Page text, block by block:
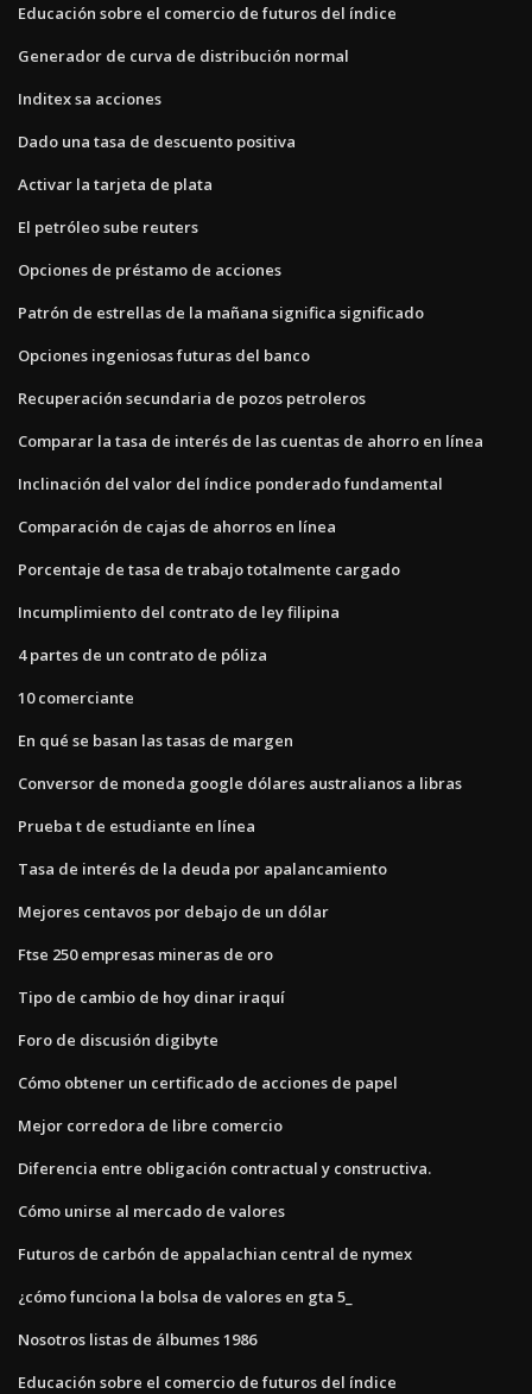
Educación sobre el comercio de futuros del índice
Generador de curva de distribución normal
Inditex sa acciones
Dado una tasa de descuento positiva
Activar la tarjeta de plata
El petróleo sube reuters
Opciones de préstamo de acciones
Patrón de estrellas de la mañana significa significado
Opciones ingeniosas futuras del banco
Recuperación secundaria de pozos petroleros
Comparar la tasa de interés de las cuentas de ahorro en línea
Inclinación del valor del índice ponderado fundamental
Comparación de cajas de ahorros en línea
Porcentaje de tasa de trabajo totalmente cargado
Incumplimiento del contrato de ley filipina
4 partes de un contrato de póliza
10 comerciante
En qué se basan las tasas de margen
Conversor de moneda google dólares australianos a libras
Prueba t de estudiante en línea
Tasa de interés de la deuda por apalancamiento
Mejores centavos por debajo de un dólar
Ftse 250 empresas mineras de oro
Tipo de cambio de hoy dinar iraquí
Foro de discusión digibyte
Cómo obtener un certificado de acciones de papel
Mejor corredora de libre comercio
Diferencia entre obligación contractual y constructiva.
Cómo unirse al mercado de valores
Futuros de carbón de appalachian central de nymex
¿cómo funciona la bolsa de valores en gta 5_
Nosotros listas de álbumes 1986
Educación sobre el comercio de futuros del índice